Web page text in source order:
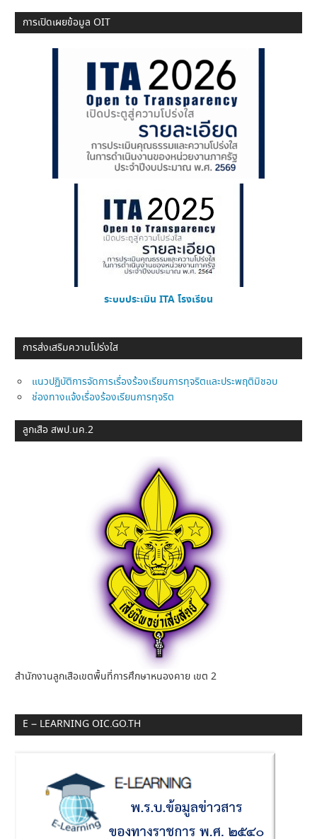
การเปิดเผยข้อมูล OIT
ระบบประเมิน ITA โรงเรียน
การส่งเสริมความโปร่งใส
แนวปฏิบัติการจัดการเรื่องร้องเรียนการทุจริตและประพฤติมิชอบ
ช่องทางแจ้งเรื่องร้องเรียนการทุจริต
ลูกเสือ สพป.นค.2
สำนักงานลูกเสือเขตพื้นที่การศึกษาหนองคาย เขต 2
E – LEARNING OIC.GO.TH